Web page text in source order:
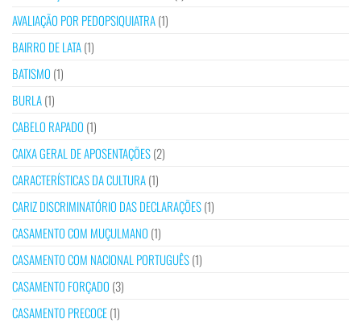
AVALIAÇÃO POR PEDOPSIQUIATRA(1)
BAIRRO DE LATA(1)
BATISMO (1)
BURLA(1)
CABELO RAPADO (1)
CAIXA GERAL DE APOSENTAÇÕES(2)
CARACTERÍSTICAS DA CULTURA(1)
CARIZ DISCRIMINATÓRIO DAS DECLARAÇÕES(1)
CASAMENTO COM MUÇULMANO (1)
CASAMENTO COM NACIONAL PORTUGUÊS(1)
CASAMENTO FORÇADO (3)
CASAMENTO PRECOCE(1)